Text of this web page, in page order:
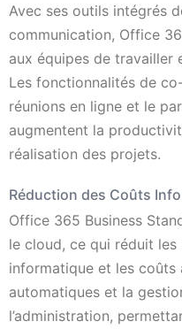
Avec ses outils intégrés
communication, Office
aux équipes de travailler
Les fonctionnalités de
réunions en ligne et le
augmentent la
réalisation des projets.
Réduction des Coûts
Office 365 Business
le cloud, ce qui réduit
informatique et les coûts
automatiques et la
l’administration,